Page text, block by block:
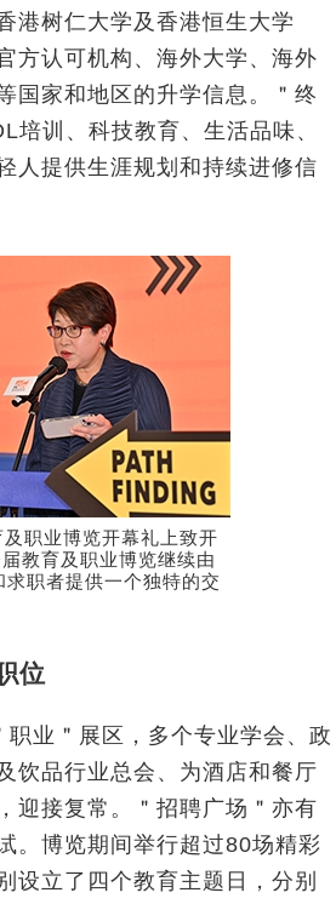
港树仁大学及香港恒生大学
方认可机构、海外大学、海外
国家和地区的升学信息。＂终
训、科技教育、生活品味、
人提供生涯规划和持续进修信
职业博览开幕礼上致开
教育及职业博览继续由
职者提供一个独特的交
位
业＂展区，多个专业学会、政
饮品行业总会、为酒店和餐厅
迎接复常。＂招聘广场＂亦有
。博览期间举行超过80场精彩
设立了四个教育主题日，分别